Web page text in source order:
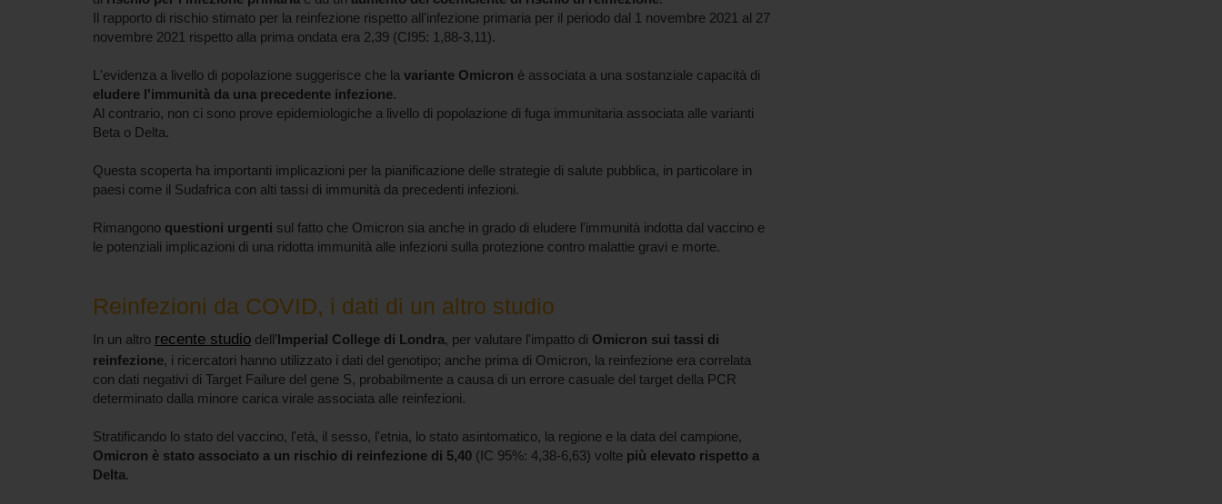
Il rapporto di rischio stimato per la reinfezione rispetto all'infezione primaria per il periodo dal 1 novembre 2021 al 27
novembre 2021 rispetto alla prima ondata era 2,39 (CI95: 1,88-3,11).
L'evidenza a livello di popolazione suggerisce che la variante Omicron è associata a una sostanziale capacità di
eludere l'immunità da una precedente infezione.
Al contrario, non ci sono prove epidemiologiche a livello di popolazione di fuga immunitaria associata alle varianti
Beta o Delta.
Questa scoperta ha importanti implicazioni per la pianificazione delle strategie di salute pubblica, in particolare in
paesi come il Sudafrica con alti tassi di immunità da precedenti infezioni.
Rimangono questioni urgenti sul fatto che Omicron sia anche in grado di eludere l'immunità indotta dal vaccino e
le potenziali implicazioni di una ridotta immunità alle infezioni sulla protezione contro malattie gravi e morte.
Reinfezioni da COVID, i dati di un altro studio
In un altro recente studio dell’Imperial College di Londra, per valutare l'impatto di Omicron sui tassi di
reinfezione, i ricercatori hanno utilizzato i dati del genotipo; anche prima di Omicron, la reinfezione era correlata
con dati negativi di Target Failure del gene S, probabilmente a causa di un errore casuale del target della PCR
determinato dalla minore carica virale associata alle reinfezioni.
Stratificando lo stato del vaccino, l'età, il sesso, l'etnia, lo stato asintomatico, la regione e la data del campione,
Omicron è stato associato a un rischio di reinfezione di 5,40 (IC 95%: 4,38-6,63) volte più elevato rispetto a
Delta.